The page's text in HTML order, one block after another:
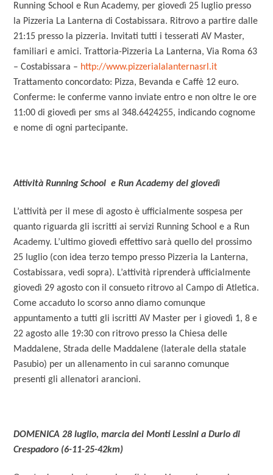
Running School e Run Academy, per giovedì 25 luglio presso
la Pizzeria La Lanterna di Costabissara. Ritrovo a partire dalle
21:15 presso la pizzeria. Invitati tutti i tesserati AV Master,
familiari e amici. Trattoria-Pizzeria La Lanterna, Via Roma 63
– Costabissara – http://www.pizzerialalanternasrl.it
Trattamento concordato: Pizza, Bevanda e Caffè 12 euro.
Conferme: le conferme vanno inviate entro e non oltre le ore
11:00 di giovedì per sms al 348.6424255, indicando cognome
e nome di ogni partecipante.
Attività Running School e Run Academy del giovedì
L’attività per il mese di agosto è ufficialmente sospesa per
quanto riguarda gli iscritti ai servizi Running School e a Run
Academy. L’ultimo giovedì effettivo sarà quello del prossimo
25 luglio (con idea terzo tempo presso Pizzeria la Lanterna,
Costabissara, vedi sopra). L’attività riprenderà ufficialmente
giovedì 29 agosto con il consueto ritrovo al Campo di Atletica.
Come accaduto lo scorso anno diamo comunque
appuntamento a tutti gli iscritti AV Master per i giovedì 1, 8 e
22 agosto alle 19:30 con ritrovo presso la Chiesa delle
Maddalene, Strada delle Maddalene (laterale della statale
Pasubio) per un allenamento in cui saranno comunque
presenti gli allenatori arancioni.
DOMENICA 28 luglio, marcia dei Monti Lessini a Durlo di
Crespadoro (6-11-25-42km)